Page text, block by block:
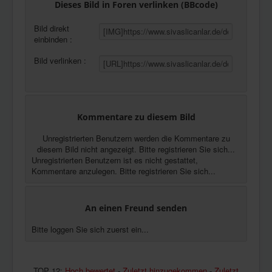
Dieses Bild in Foren verlinken (BBcode)
Bild direkt
einbinden :
Bild verlinken :
Kommentare zu diesem Bild
Unregistrierten Benutzern werden die Kommentare zu
diesem Bild nicht angezeigt. Bitte registrieren Sie sich...
Unregistrierten Benutzern ist es nicht gestattet,
Kommentare anzulegen. Bitte registrieren Sie sich...
An einen Freund senden
Bitte loggen Sie sich zuerst ein...